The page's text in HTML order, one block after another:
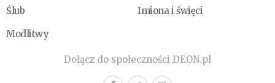
Ślub
Imiona i święci
Modlitwy
Dołącz do społeczności DEON.pl